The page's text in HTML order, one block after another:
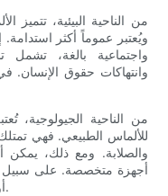
من الناحية البيئية، تتميز
ويُعتبر عموماً أكثر استدامة.
واجتماعية بالغة، تشمل
وانتهاكات حقوق الإنسان.
من الناحية الجيولوجية،
للألماس الطبيعي. فهي تمتلك
والصلابة. ومع ذلك، يمكن
أجهزة متخصصة. على سبيل
أو أنماط النمو إلى أن الألماس مصنّع مخبرياً.